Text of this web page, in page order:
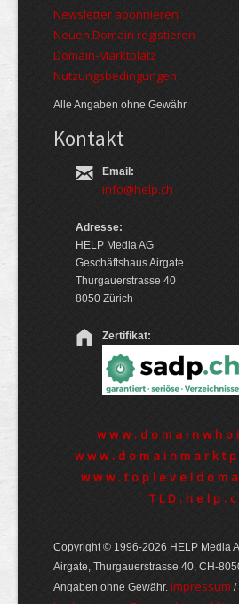
Newsletter abonnieren
Neuen Domain registieren
Domain-Marktplatz
Nutzungsbedingungen
Alle Angaben ohne Gewähr
Kontakt
Email:
info@help.ch
Adresse:
HELP Media AG
Geschäftshaus Airgate
Thurgauerstrasse 40
8050 Zürich
Zertifikat:
Copyright © 1996-2026 HELP Media
Airgate, Thurgauer­strasse 40, CH-
Angaben ohne Gewähr. Im­pres­sum /